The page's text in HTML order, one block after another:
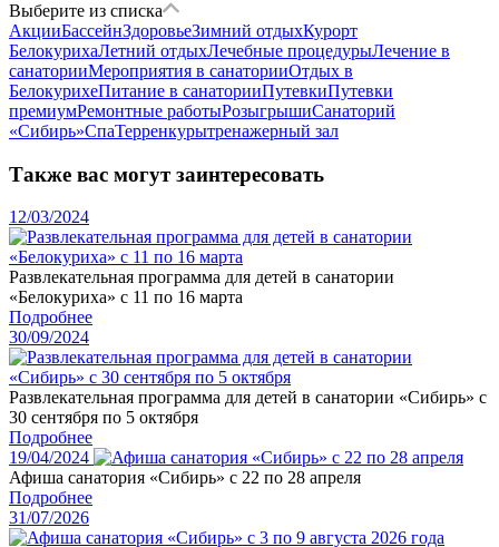
Выберите из списка
АкцииБассейнЗдоровьеЗимний отдыхКурорт
БелокурихаЛетний отдыхЛечебные процедурыЛечение в
санаторииМероприятия в санаторииОтдых в
БелокурихеПитание в санаторииПутевкиПутевки
премиумРемонтные работыРозыгрышиСанаторий
«Сибирь»СпаТерренкурытренажерный зал
Также вас могут заинтересовать
12/03/2024
Развлекательная программа для детей в санатории
«Белокуриха» с 11 по 16 марта
Подробнее
30/09/2024
Развлекательная программа для детей в санатории «Сибирь» с
30 сентября по 5 октября
Подробнее
19/04/2024
Афиша санатория «Сибирь» с 22 по 28 апреля
Подробнее
31/07/2026